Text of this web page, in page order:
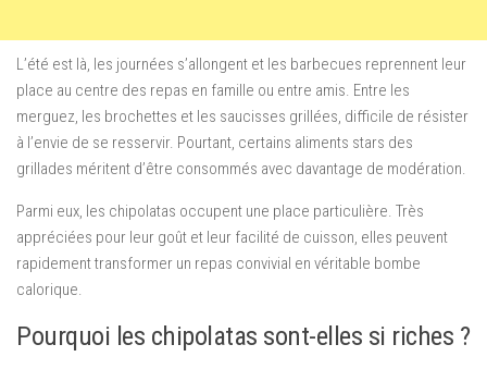
L’été est là, les journées s’allongent et les barbecues reprennent leur
place au centre des repas en famille ou entre amis. Entre les
merguez, les brochettes et les saucisses grillées, difficile de résister
à l’envie de se resservir. Pourtant, certains aliments stars des
grillades méritent d’être consommés avec davantage de modération.
Parmi eux, les chipolatas occupent une place particulière. Très
appréciées pour leur goût et leur facilité de cuisson, elles peuvent
rapidement transformer un repas convivial en véritable bombe
calorique.
Pourquoi les chipolatas sont-elles si riches ?